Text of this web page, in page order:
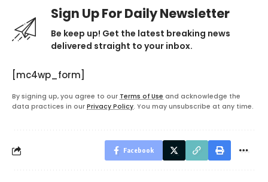
Sign Up For Daily Newsletter
Be keep up! Get the latest breaking news
delivered straight to your inbox.
[mc4wp_form]
By signing up, you agree to our Terms of Use and acknowledge the
data practices in our Privacy Policy. You may unsubscribe at any time.
Facebook